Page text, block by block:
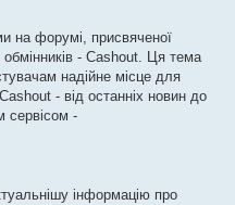
на форумі, присвяченої
- Cashout. Ця тема
надійне місце для
- від останніх новин до
сервісом -
інформацію про